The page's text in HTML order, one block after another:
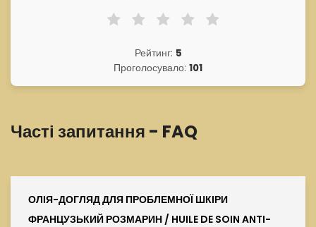
Рейтинг: 5
Проголосувало: 101
Часті запитання - FAQ
ОЛІЯ-ДОГЛЯД ДЛЯ ПРОБЛЕМНОЇ ШКІРИ
ФРАНЦУЗЬКИЙ РОЗМАРИН / HUILE DE SOIN ANTI-